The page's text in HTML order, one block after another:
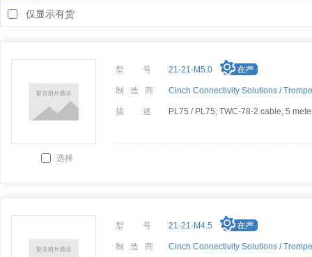
仅显示有货
选择
型 号 21-21-M5.0
制 造 商 Cinch Connectivity Solutions /
描 述 PL75 / PL75, TWC-78-2 cable, 5
型 号 21-21-M4.5
制 造 商 Cinch Connectivity Solutions /